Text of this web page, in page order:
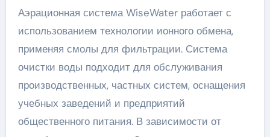
Аэрационная система WiseWater работает с
использованием технологии ионного обмена,
применяя смолы для фильтрации. Система
очистки воды подходит для обслуживания
производственных, частных систем, оснащения
учебных заведений и предприятий
общественного питания. В зависимости от